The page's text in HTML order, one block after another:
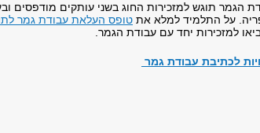
הגמר תוגש למזכירות החוג בשני עותקים מודפסים
על התלמיד למלא את טופס העלאת עבודת גמר
למזכירות יחד עם עבודת הגמר.
לכתיבת עבודת גמר